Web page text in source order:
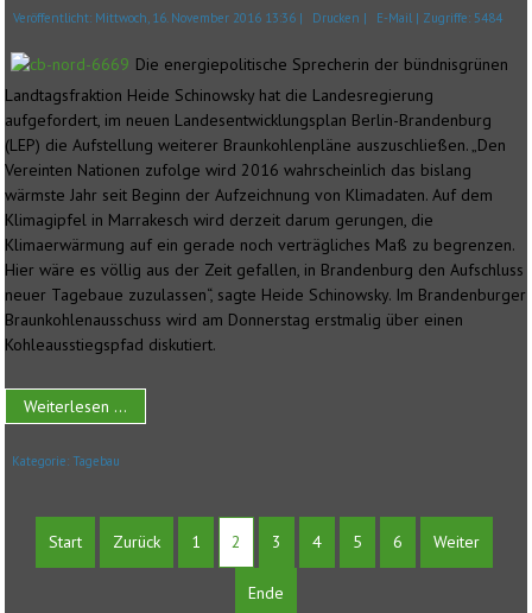
Veröffentlicht: Mittwoch, 16. November 2016 13:36 | Drucken | E-Mail | Zugriffe: 5484
Die energiepolitische Sprecherin der bündnisgrünen
Landtagsfraktion Heide Schinowsky hat die Landesregierung
aufgefordert, im neuen Landesentwicklungsplan Berlin-Brandenburg
(LEP) die Aufstellung weiterer Braunkohlenpläne auszuschließen. „Den
Vereinten Nationen zufolge wird 2016 wahrscheinlich das bislang
wärmste Jahr seit Beginn der Aufzeichnung von Klimadaten. Auf dem
Klimagipfel in Marrakesch wird derzeit darum gerungen, die
Klimaerwärmung auf ein gerade noch verträgliches Maß zu begrenzen.
Hier wäre es völlig aus der Zeit gefallen, in Brandenburg den Aufschluss
neuer Tagebaue zuzulassen“, sagte Heide Schinowsky. Im Brandenburger
Braunkohlenausschuss wird am Donnerstag erstmalig über einen
Kohleausstiegspfad diskutiert.
Weiterlesen ...
Kategorie:Tagebau
Start Zurück 1 2 3 4 5 6 Weiter
Ende